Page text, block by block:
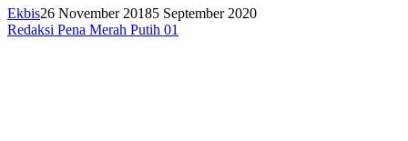
Ekbis26 November 20185 September 2020
Redaksi Pena Merah Putih 01